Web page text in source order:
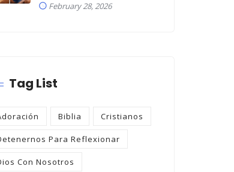
February 28, 2026
Tag List
Biblia Cristianos
Para Reflexionar
Con Nosotros